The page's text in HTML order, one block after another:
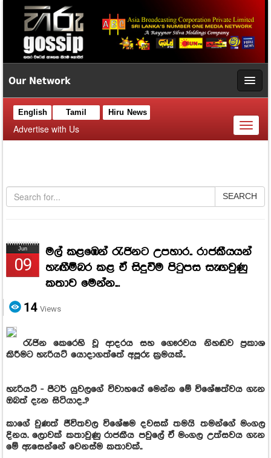
Our Network
English Tamil Hiru News
Advertise with Us
Toggle
SEARCH
Jun
09
මල් කළඹෙන් රැජිනට උපහාර.. රාජකීයයන්
හැඟීම්බර කළ ඒ සිදුවීම පිටුපස සැඟවුණු
කතාව මෙන්න...
14 Views
රැජින කෙරෙහි වූ ආදරය සහ ගෞරවය නිහඬව ප්‍රකාශ
කිරීමට හැරියට් යොදාගත්තේ අපූරු ක්‍රමයක්..
හැරියට් - පීටර් යුවලගේ විවාහයේ මෙන්න මේ විශේෂත්වය ගැන
ඔබත් දැන සිටියාද..?
කාගේ වුණත් ජීවිතවල විශේෂම දවසක් තමයි තමන්ගේ මංගල
දිනය. ලොවක් කතාවුණු රාජකීය පවුලේ ඒ මංගල උත්සවය ගැන
මේ ඇසෙන්නේ වෙනස්ම කතාවක්..